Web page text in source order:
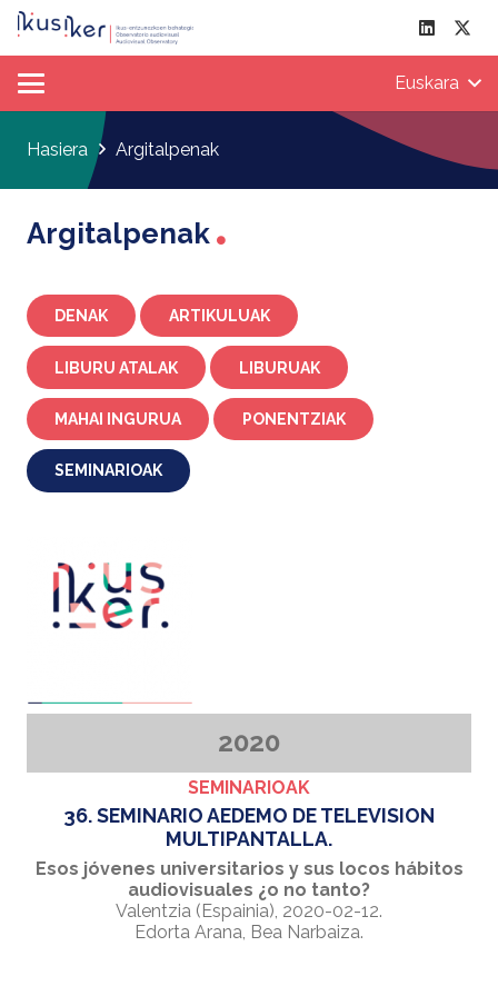
Euskara
Hasiera Argitalpenak
Argitalpenak
DENAK ARTIKULUAK
LIBURU ATALAK LIBURUAK
MAHAI INGURUA PONENTZIAK
SEMINARIOAK
2020
SEMINARIOAK
36. SEMINARIO AEDEMO DE TELEVISION
MULTIPANTALLA.
Esos jóvenes universitarios y sus locos hábitos
audiovisuales ¿o no tanto?
Valentzia (Espainia), 2020-02-12.
Edorta Arana, Bea Narbaiza.